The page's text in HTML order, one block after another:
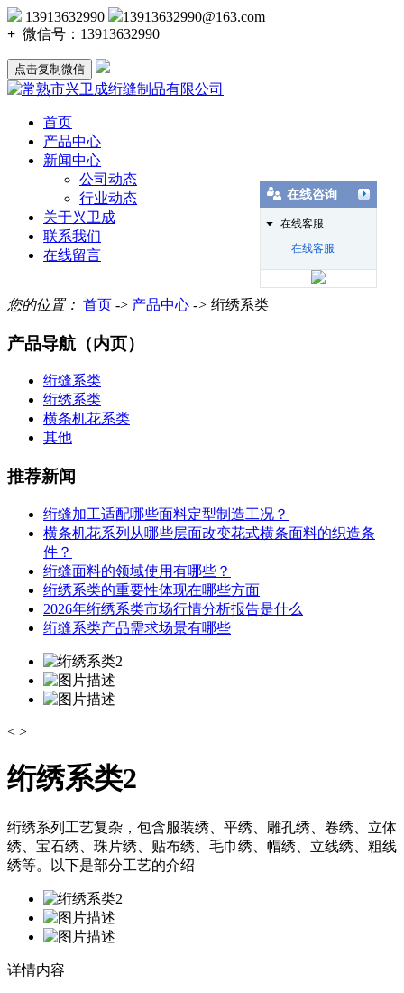
13913632990
13913632990@163.com
+ 微信号： 13913632990
点击复制微信
首页
产品中心
新闻中心
公司动态
行业动态
关于兴卫成
联系我们
在线留言
您的位置： 首页 -> 产品中心 -> 绗绣系类
产品导航（内页）
绗缝系类
绗绣系类
横条机花系类
其他
推荐新闻
绗缝加工适配哪些面料定型制造工况？
横条机花系列从哪些层面改变花式横条面料的织造条
件？
绗缝面料的领域使用有哪些？
绗绣系类的重要性体现在哪些方面
2026年绗绣系类市场行情分析报告是什么
绗缝系类产品需求场景有哪些
< >
绗绣系类2
绗绣系列工艺复杂，包含服装绣、平绣、雕孔绣、卷绣、立体
绣、宝石绣、珠片绣、贴布绣、毛巾绣、帽绣、立线绣、粗线
绣等。以下是部分工艺的介绍
详情内容
在线咨询
在线客服
在线客服